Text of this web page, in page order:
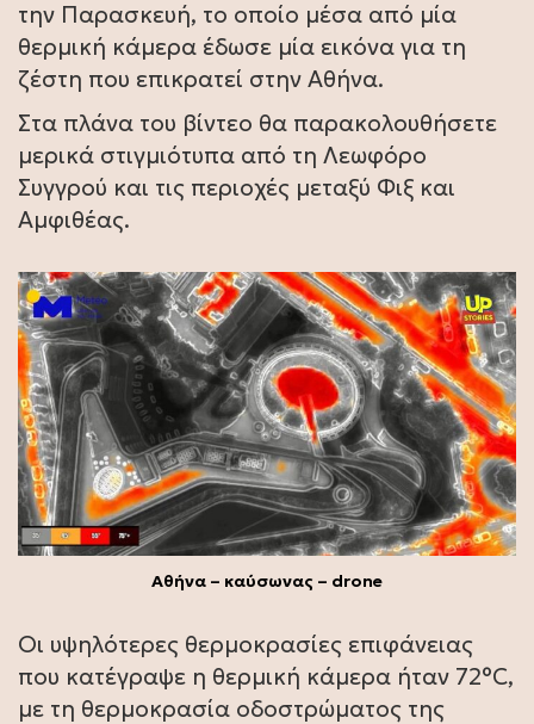
την Παρασκευή, το οποίο μέσα από μία
θερμική κάμερα έδωσε μία εικόνα για τη
ζέστη που επικρατεί στην Αθήνα.
Στα πλάνα του βίντεο θα παρακολουθήσετε
μερικά στιγμιότυπα από τη Λεωφόρο
Συγγρού και τις περιοχές μεταξύ Φιξ και
Αμφιθέας.
Αθήνα – καύσωνας – drone
Οι υψηλότερες θερμοκρασίες επιφάνειας
που κατέγραψε η θερμική κάμερα ήταν 72°C,
με τη θερμοκρασία οδοστρώματος της